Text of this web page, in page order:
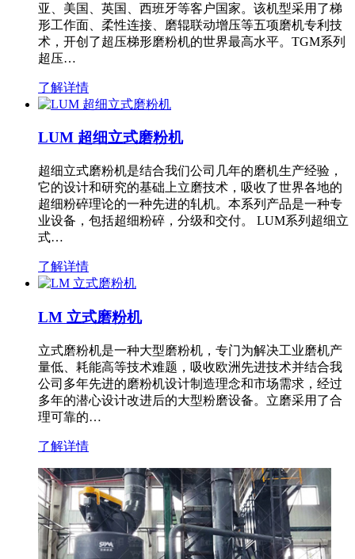
亚、美国、英国、西班牙等客户国家。该机型采用了梯
形工作面、柔性连接、磨辊联动增压等五项磨机专利技
术，开创了超压梯形磨粉机的世界最高水平。TGM系列
超压…
了解详情
LUM 超细立式磨粉机
超细立式磨粉机是结合我们公司几年的磨机生产经验，
它的设计和研究的基础上立磨技术，吸收了世界各地的
超细粉碎理论的一种先进的轧机。本系列产品是一种专
业设备，包括超细粉碎，分级和交付。 LUM系列超细立
式…
了解详情
LM 立式磨粉机
立式磨粉机是一种大型磨粉机，专门为解决工业磨机产
量低、耗能高等技术难题，吸收欧洲先进技术并结合我
公司多年先进的磨粉机设计制造理念和市场需求，经过
多年的潜心设计改进后的大型粉磨设备。立磨采用了合
理可靠的…
了解详情